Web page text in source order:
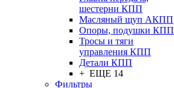
шестерни КПП
Масляный щуп АКПП
Опоры, подушки КПП
Тросы и тяги
управления КПП
Детали КПП
+ ЕЩЕ 14
Фильтры